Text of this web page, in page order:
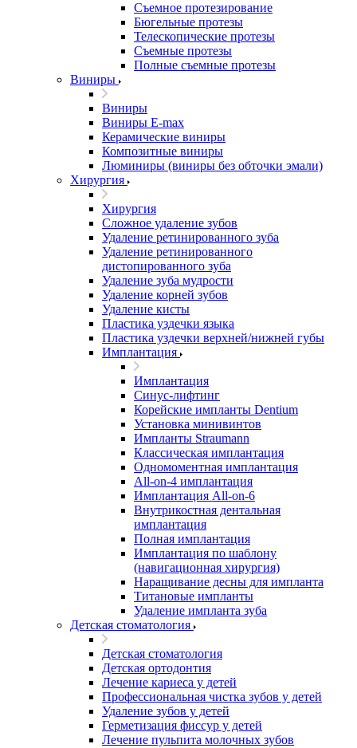
Съемное протезирование
Бюгельные протезы
Телескопические протезы
Съемные протезы
Полные съемные протезы
Виниры
Виниры
Виниры E-max
Керамические виниры
Композитные виниры
Люминиры (виниры без обточки эмали)
Хирургия
Хирургия
Сложное удаление зубов
Удаление ретинированного зуба
Удаление ретинированного
дистопированного зуба
Удаление зуба мудрости
Удаление корней зубов
Удаление кисты
Пластика уздечки языка
Пластика уздечки верхней/нижней губы
Имплантация
Имплантация
Синус-лифтинг
Корейские импланты Dentium
Установка минивинтов
Импланты Straumann
Классическая имплантация
Одномоментная имплантация
All-on-4 имплантация
Имплантация All-on-6
Внутрикостная дентальная
имплантация
Полная имплантация
Имплантация по шаблону
(навигационная хирургия)
Наращивание десны для импланта
Титановые импланты
Удаление импланта зуба
Детская стоматология
Детская стоматология
Детская ортодонтия
Лечение кариеса у детей
Профессиональная чистка зубов у детей
Удаление зубов у детей
Герметизация фиссур у детей
Лечение пульпита молочных зубов